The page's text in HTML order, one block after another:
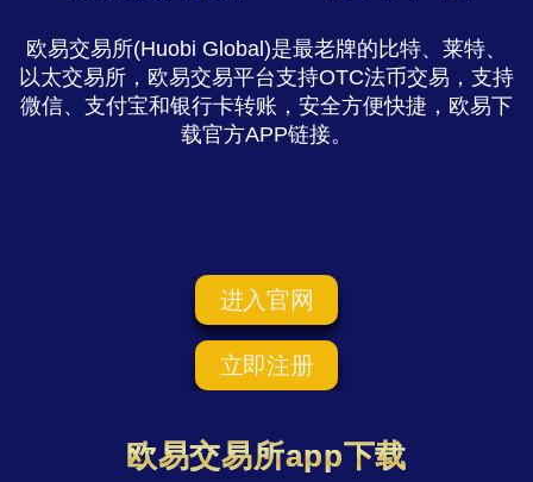
欧易交易所(Huobi Global)是最老牌的比特、莱特、
以太交易所，欧易交易平台支持OTC法币交易，支持
微信、支付宝和银行卡转账，安全方便快捷，欧易下
载官方APP链接。
进入官网
立即注册
欧易交易所app下载